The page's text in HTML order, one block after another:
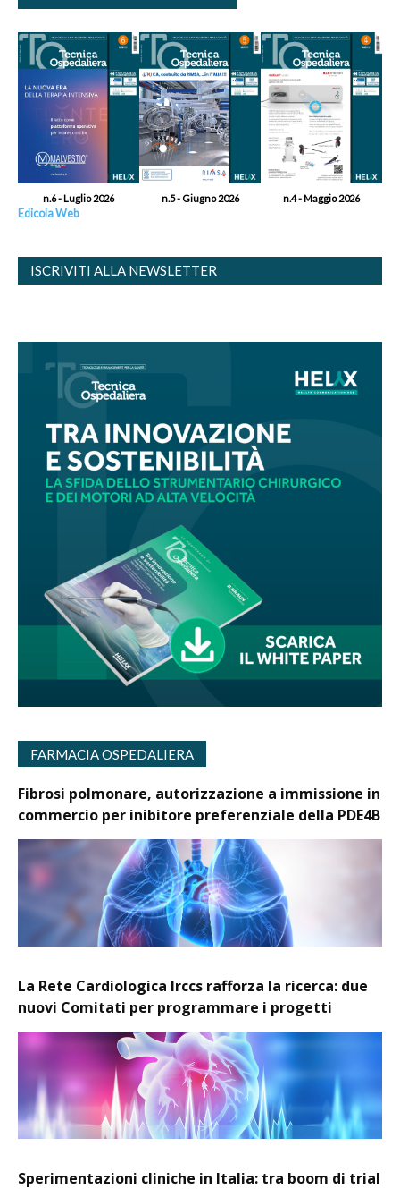
n.6 - Luglio 2026 n.5 - Giugno 2026 n.4 - Maggio 2026
Edicola Web
ISCRIVITI ALLA NEWSLETTER
FARMACIA OSPEDALIERA
Fibrosi polmonare, autorizzazione a immissione in
commercio per inibitore preferenziale della PDE4B
La Rete Cardiologica Irccs rafforza la ricerca: due
nuovi Comitati per programmare i progetti
Sperimentazioni cliniche in Italia: tra boom di trial